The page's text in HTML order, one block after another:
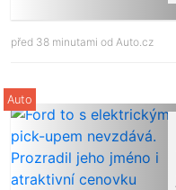
před 38 minutami od Auto.cz
Auto